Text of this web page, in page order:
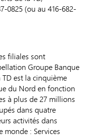
0825 (ou au 416-682-
filiales sont
Groupe Banque
TD est la cinquième
du Nord en fonction
à plus de 27 millions
dans quatre
activités dans
monde : Services